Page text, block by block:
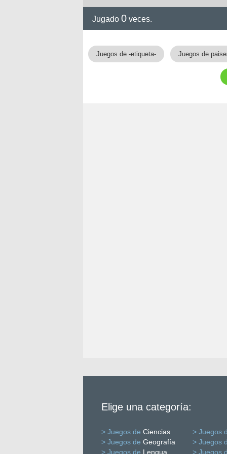
Jugado 0 veces.
Juegos de -etiqueta- Juegos de
Elige una categoría:
> Juegos de Ciencias
> Juegos
> Juegos de Geografía
> Juegos
> Juegos de Lengua > Juegos